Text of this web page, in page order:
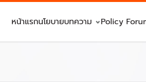
หน้าแรกนโยบายบทความ Policy